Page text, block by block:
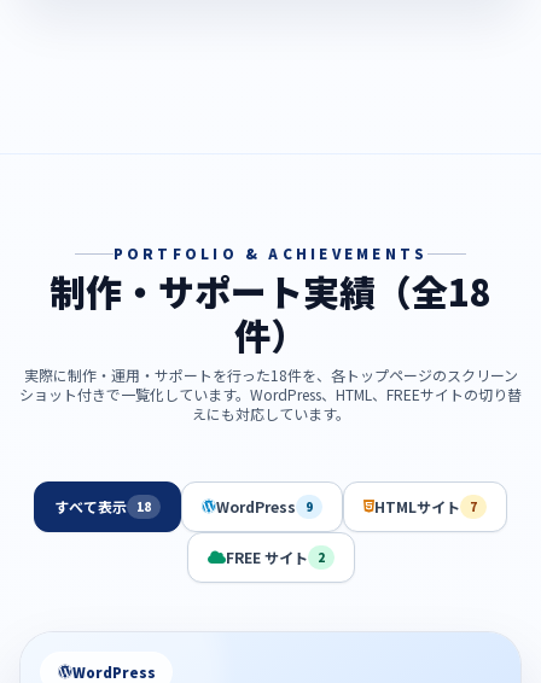
PORTFOLIO & ACHIEVEMENTS
制作・サポート実績（全18
件）
実際に制作・運用・サポートを行った18件を、各トップページのスクリーン
ショット付きで一覧化しています。WordPress、HTML、FREEサイトの切り替
えにも対応しています。
すべて表示 18 WordPress 9 HTMLサイト 7
FREE サイト 2
WordPress